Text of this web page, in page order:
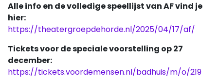
Alle info en de volledige speellijst van AF vind je
hier:
https://theatergroepdehorde.nl/2025/04/17/af/
Tickets voor de speciale voorstelling op 27
december:
https://tickets.voordemensen.nl/badhuis/m/o/219